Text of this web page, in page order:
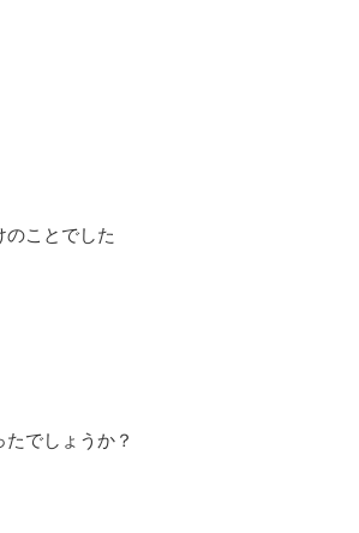
のことでした
でしょうか？